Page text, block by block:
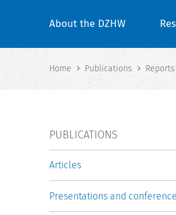
About the DZHW
Home Publications
PUBLICATIONS
Articles
Presentations and